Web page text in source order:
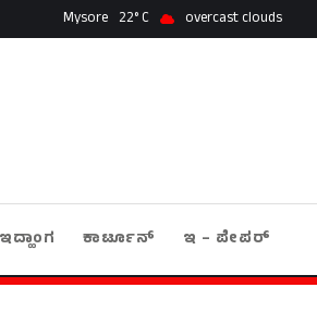
Mysore 22 overcast clouds
ಕಾರ್ಟೂನ್ ಇ – ಪೇಪರ್